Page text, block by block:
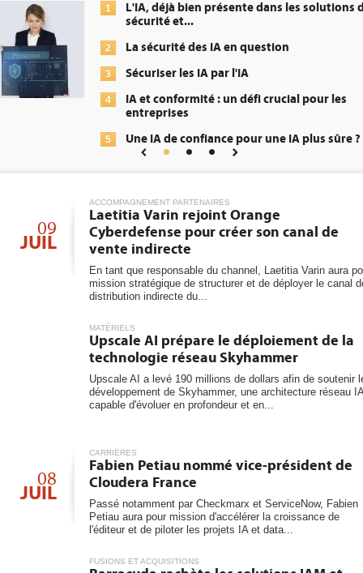
déjà bien présente dans les solutions de
et...
sécurité des IA en question
les IA par l'IA
et conformité : un défi crucial pour les
IA de confiance pour une IA plus sûre ?
09
JUIL
ACCOMPAGNEMENT PARTENAIRES
Laetitia Varin rejoint Orange
Cyberdefense pour créer son canal de
vente indirecte
En tant que responsable du channel, Laetitia Varin aura
mission stratégique de structurer et de déployer le canal
distribution indirecte du...
MATÉRIELS
Upscale AI prépare le déploiement de la
technologie réseau Skyhammer
Upscale AI a levé 190 millions de dollars afin de soutenir
développement de Skyhammer, une architecture réseau IA
capable d'évoluer en profondeur et en...
08
JUIL
CARRIÈRES
Fabien Petiau nommé vice-président de
Cloudera France
Passé notamment par Checkmarx et ServiceNow, Fabien
Petiau aura pour mission d'accélérer la croissance de
l'éditeur et de piloter les projets IA et data...
FUSIONS ET ACQUISITIONS